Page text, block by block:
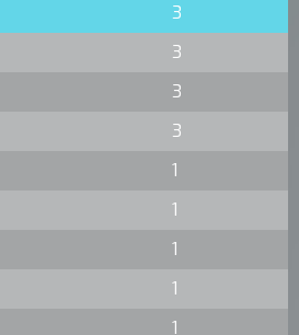
3
3
3
3
1
1
1
1
1